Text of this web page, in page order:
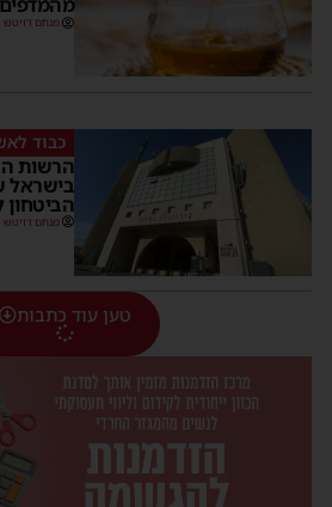
מנחם דויטש
כבוד
הרשות
בישראל
הביטחון
מנחם דויטש
טען עוד כתבות